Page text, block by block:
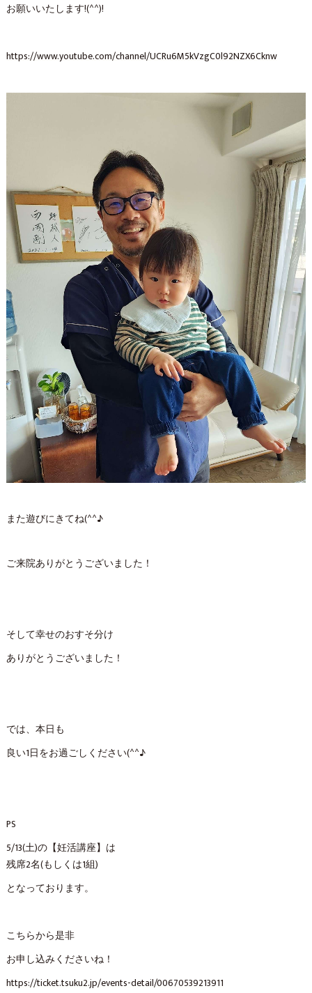
お願いいたします!(^^)!
https://www.youtube.com/channel/UCRu6M5kVzgC0l92NZX6Cknw
また遊びにきてね(^^♪
ご来院ありがとうございました！
そして幸せのおすそ分け
ありがとうございました！
では、本日も
良い1日をお過ごしください(^^♪
PS
5/13(土)の【妊活講座】は
残席2名(もしくは1組)
となっております。
こちらから是非
お申し込みくださいね！
https://ticket.tsuku2.jp/events-detail/00670539213911